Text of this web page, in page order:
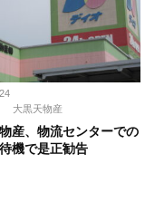
大黒天物産
産、物流センターでの
機で是正勧告